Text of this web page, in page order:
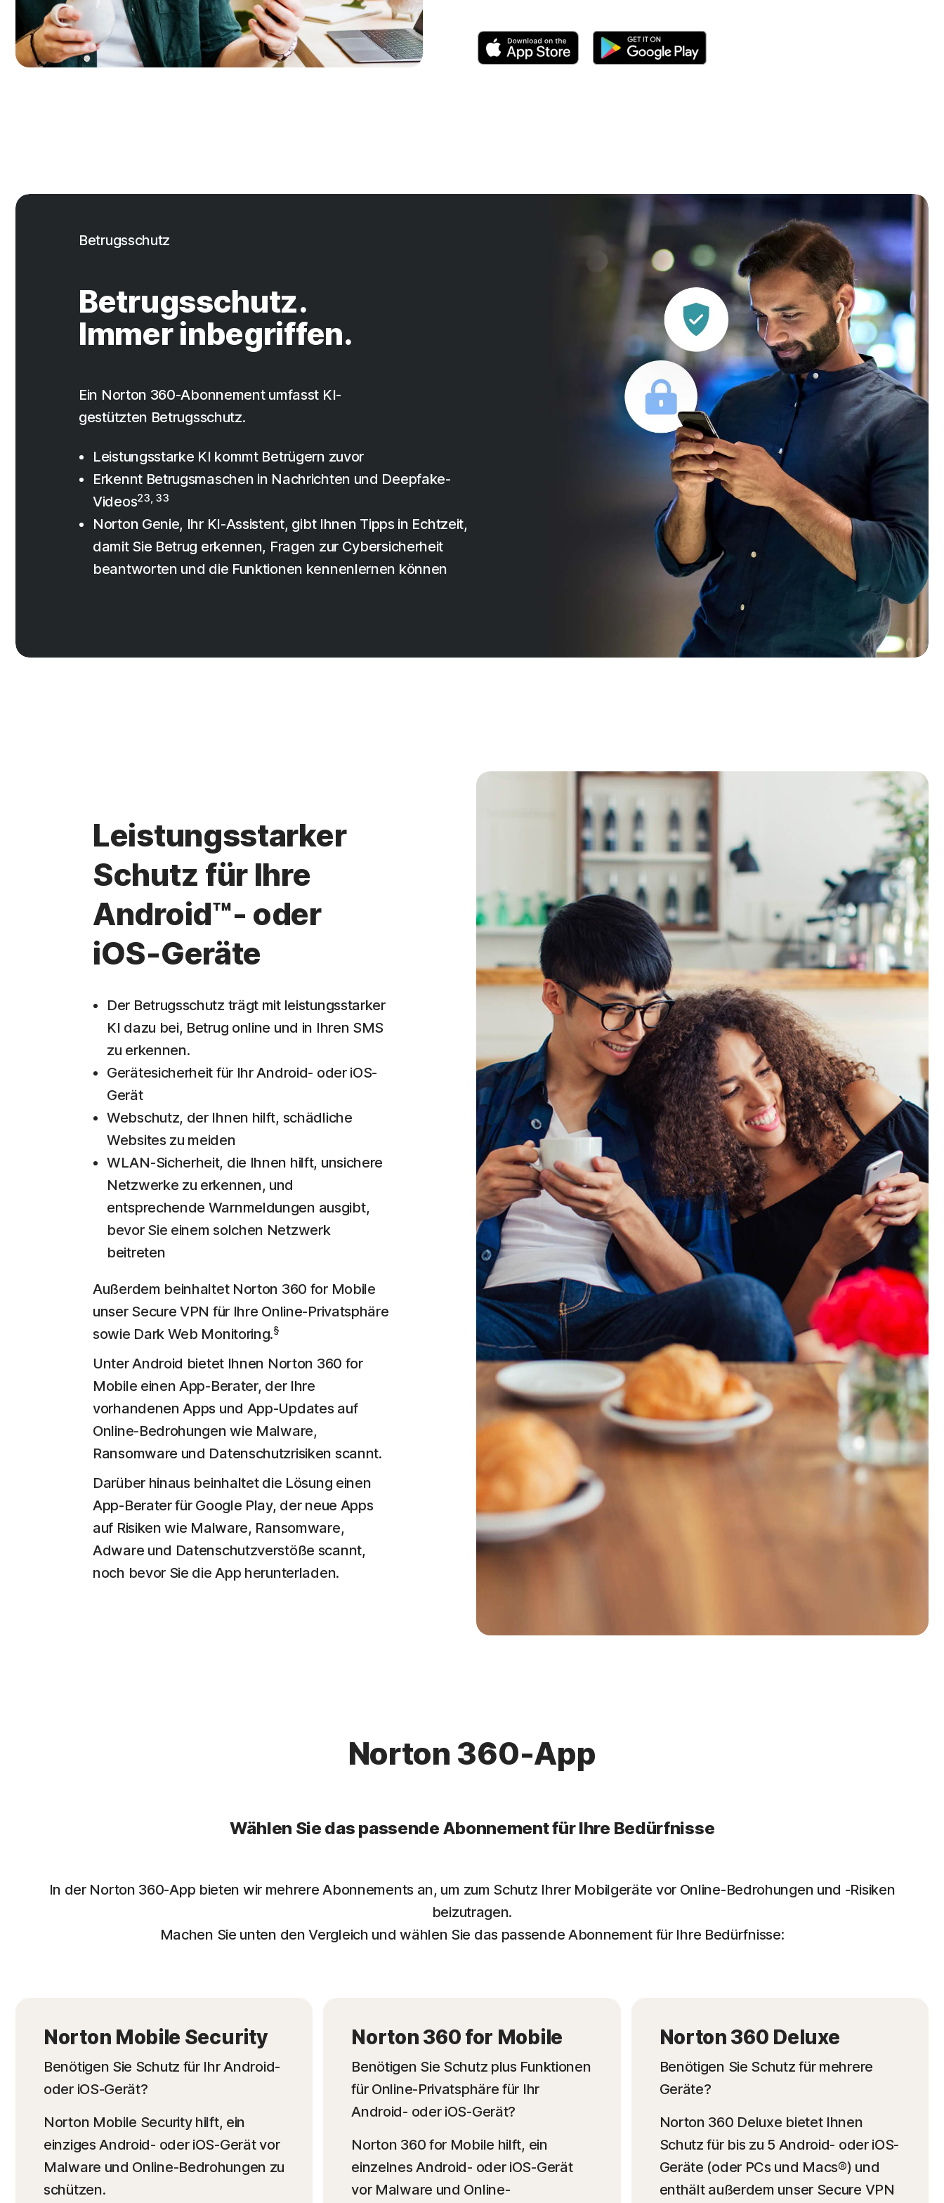
Betrugsschutz
Betrugsschutz.
Immer inbegriffen.
Ein Norton 360-Abonnement umfasst KI-
gestützten Betrugsschutz.
Leistungsstarke KI kommt Betrügern zuvor
Erkennt Betrugsmaschen in Nachrichten und Deepfake-
Videos23, 33
Norton Genie, Ihr KI-Assistent, gibt Ihnen Tipps in Echtzeit,
damit Sie Betrug erkennen, Fragen zur Cybersicherheit
beantworten und die Funktionen kennenlernen können
Leistungsstarker
Schutz für Ihre
Android™- oder
iOS-Geräte
Der Betrugsschutz trägt mit leistungsstarker
KI dazu bei, Betrug online und in Ihren SMS
zu erkennen.
Gerätesicherheit für Ihr Android- oder iOS-
Gerät
Webschutz, der Ihnen hilft, schädliche
Websites zu meiden
WLAN-Sicherheit, die Ihnen hilft, unsichere
Netzwerke zu erkennen, und
entsprechende Warnmeldungen ausgibt,
bevor Sie einem solchen Netzwerk
beitreten
Außerdem beinhaltet Norton 360 for Mobile
unser Secure VPN für Ihre Online-Privatsphäre
sowie Dark Web Monitoring.§
Unter Android bietet Ihnen Norton 360 for
Mobile einen App-Berater, der Ihre
vorhandenen Apps und App-Updates auf
Online-Bedrohungen wie Malware,
Ransomware und Datenschutzrisiken scannt.
Darüber hinaus beinhaltet die Lösung einen
App-Berater für Google Play, der neue Apps
auf Risiken wie Malware, Ransomware,
Adware und Datenschutzverstöße scannt,
noch bevor Sie die App herunterladen.
Norton 360-App
Wählen Sie das passende Abonnement für Ihre Bedürfnisse
In der Norton 360-App bieten wir mehrere Abonnements an, um zum Schutz Ihrer Mobilgeräte vor Online-Bedrohungen und -Risiken
beizutragen.
Machen Sie unten den Vergleich und wählen Sie das passende Abonnement für Ihre Bedürfnisse:
Norton Mobile Security
Benötigen Sie Schutz für Ihr Android-
oder iOS-Gerät?
Norton Mobile Security hilft, ein
einziges Android- oder iOS-Gerät vor
Malware und Online-Bedrohungen zu
schützen.
Norton 360 for Mobile
Benötigen Sie Schutz plus Funktionen
für Online-Privatsphäre für Ihr
Android- oder iOS-Gerät?
Norton 360 for Mobile hilft, ein
einzelnes Android- oder iOS-Gerät
vor Malware und Online-
Norton 360 Deluxe
Benötigen Sie Schutz für mehrere
Geräte?
Norton 360 Deluxe bietet Ihnen
Schutz für bis zu 5 Android- oder iOS-
Geräte (oder PCs und Macs®) und
enthält außerdem unser Secure VPN